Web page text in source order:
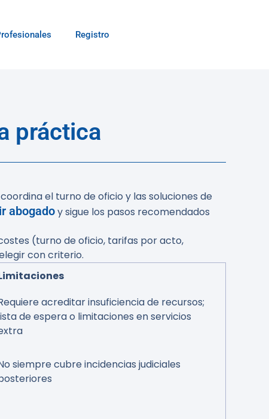
Registro
práctica
el turno de oficio y las soluciones de
abogadoy sigue los pasos recomendados
(turno de oficio, tarifas por acto,
con criterio.
acreditar insuficiencia de recursos;
de espera o limitaciones en servicios
siempre cubre incidencias judiciales